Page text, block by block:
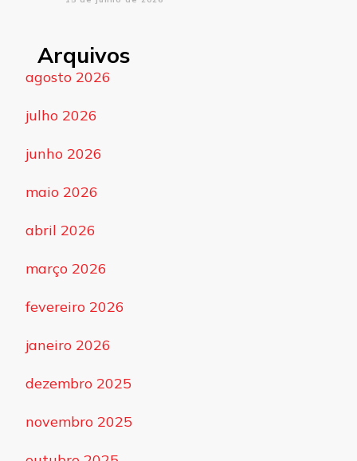
Arquivos
agosto 2026
julho 2026
junho 2026
maio 2026
abril 2026
março 2026
fevereiro 2026
janeiro 2026
dezembro 2025
novembro 2025